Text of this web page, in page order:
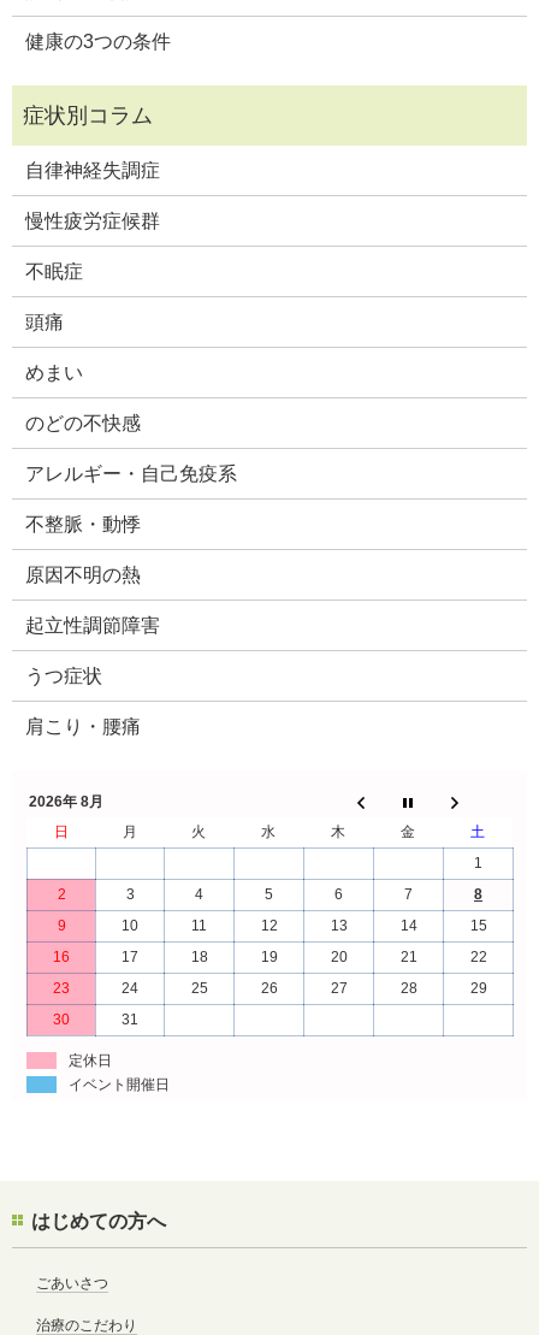
健康の3つの条件
自律神経失調症
慢性疲労症候群
不眠症
頭痛
めまい
のどの不快感
アレルギー・自己免疫系
不整脈・動悸
原因不明の熱
起立性調節障害
うつ症状
肩こり・腰痛
2026年 8月
日
月 火 水 木 金
土
1
2
3 4 5 6 7
8
9
10 11 12 13 14
15
16
17 18 19 20 21
22
23
24 25 26 27 28
29
30
31
定休日
イベント開催日
はじめての方へ
ごあいさつ
治療のこだわり